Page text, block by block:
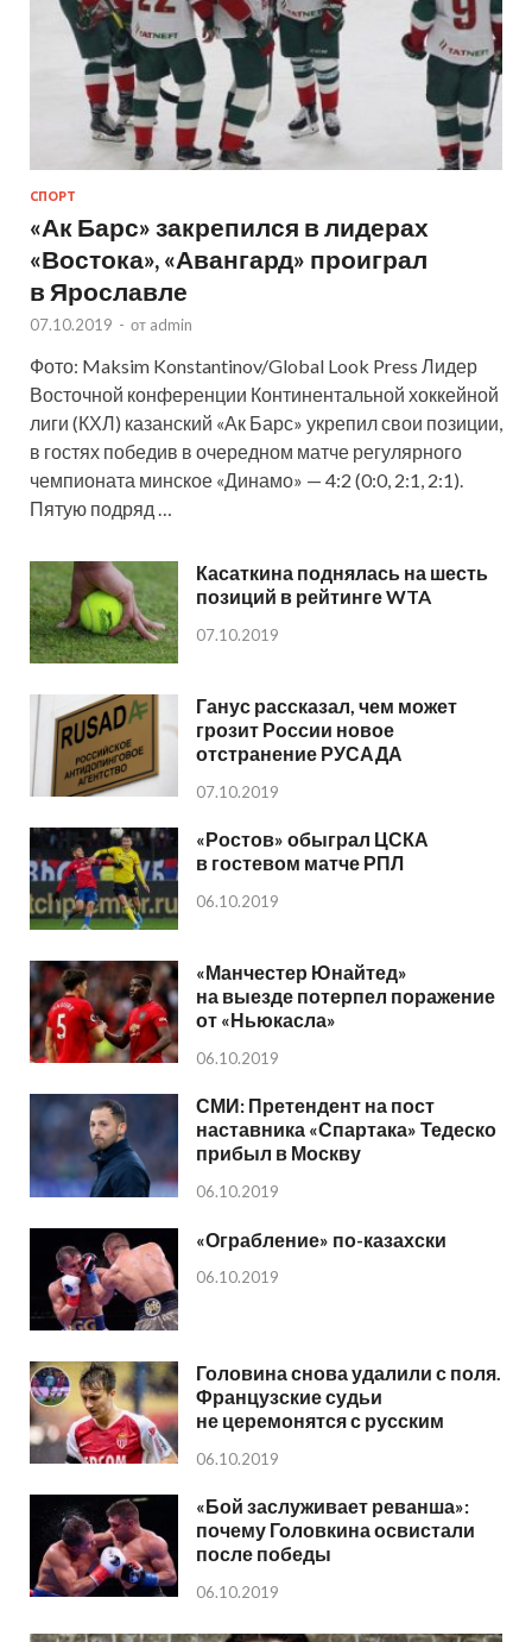
СПОРТ
«Ак Барс» закрепился в лидерах
«Востока», «Авангард» проиграл
в Ярославле
07.10.2019 - от admin
Фото: Maksim Konstantinov/Global Look Press Лидер
Восточной конференции Континентальной хоккейной
лиги (КХЛ) казанский «Ак Барс» укрепил свои позиции,
в гостях победив в очередном матче регулярного
чемпионата минское «Динамо» — 4:2 (0:0, 2:1, 2:1).
Пятую подряд …
Касаткина поднялась на шесть
позиций в рейтинге WTA
07.10.2019
Ганус рассказал, чем может
грозит России новое
отстранение РУСАДА
07.10.2019
«Ростов» обыграл ЦСКА
в гостевом матче РПЛ
06.10.2019
«Манчестер Юнайтед»
на выезде потерпел поражение
от «Ньюкасла»
06.10.2019
СМИ: Претендент на пост
наставника «Спартака» Тедеско
прибыл в Москву
06.10.2019
«Ограбление» по-казахски
06.10.2019
Головина снова удалили с поля.
Французские судьи
не церемонятся с русским
06.10.2019
«Бой заслуживает реванша»:
почему Головкина освистали
после победы
06.10.2019